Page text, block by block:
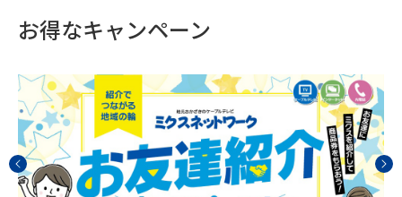
お得なキャンペーン